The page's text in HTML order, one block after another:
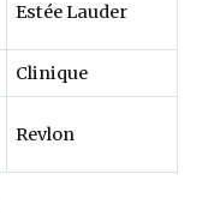
Estée Lauder
Clinique
Revlon